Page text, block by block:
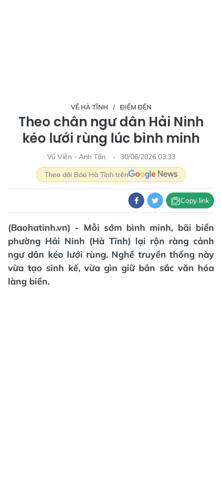
VỀ HÀ TĨNH ĐIỂM ĐẾN
Theo chân ngư dân Hải Ninh
kéo lưới rùng lúc bình minh
Vũ Viễn - Anh Tấn
30/06/2026 03:33
Theo dõi Báo Hà Tĩnh trên
Copy link
(Baohatinh.vn) - Mỗi sớm bình minh, bãi biển
phường Hải Ninh (Hà Tĩnh) lại rộn ràng cảnh
ngư dân kéo lưới rùng. Nghề truyền thống này
vừa tạo sinh kế, vừa gìn giữ bản sắc văn hóa
làng biển.